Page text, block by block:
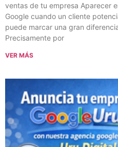
ventas de tu empresa Aparecer
Google cuando un cliente
puede marcar una gran
Precisamente por
VER MÁS